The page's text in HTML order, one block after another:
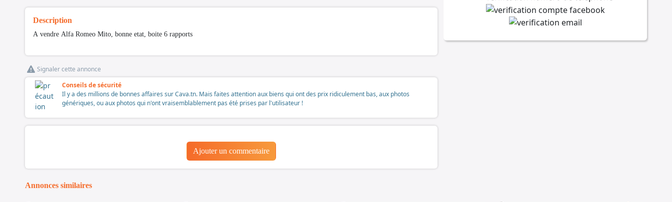
Description
A vendre Alfa Romeo Mito, bonne etat, boite 6 rapports
Signaler cette annonce
Conseils de sécurité
Il y a des millions de bonnes affaires sur Cava.tn. Mais faites attention aux biens qui ont des prix ridiculement bas, aux photos
génériques, ou aux photos qui n'ont vraisemblablement pas été prises par l'utilisateur !
Ajouter un commentaire
Annonces similaires